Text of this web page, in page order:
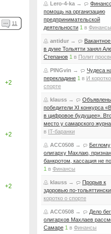
11
+2
+2
+2
Lero-4-ka →
помощь на организацию
предпринимательской
деятельности 1 в Финансы
antidur →
в думе Тольятти занял
Степанов 1 в Полит
PINGvin →
Чудеса
перекладине 1 в И
спорте
klauss →
победители XI конкурса
в цифровое будущее».
место у самарского
в IT-баранки
ACC0508 →
Беглому
олигарху Махлаю,
банкротом, кассация не
1 в Финансы
klauss →
Прорыв к
здоровью по-тольяттински
коротко о спорте
ACC0508 →
Дело
олигархов Махлаев
Самаре 1 в Финансы